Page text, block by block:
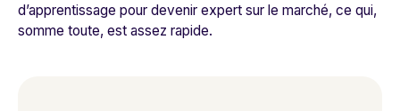
d’apprentissage pour devenir expert sur le marché, ce qui,
somme toute, est assez rapide.